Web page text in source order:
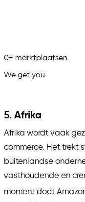
0+ marktplaatsen
We get you
5. Afrika
Afrika wordt vaak
commerce. Het trekt
buitenlandse
vasthoudende en
moment doet